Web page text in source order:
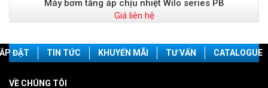
Máy bơm tăng áp chịu nhiệt Wilo series PB
Giá liên hệ
ĐẶT TIN TỨC KHUYẾN MÃI TƯ VẤN CATALOGUE
VỀ CHÚNG TÔI